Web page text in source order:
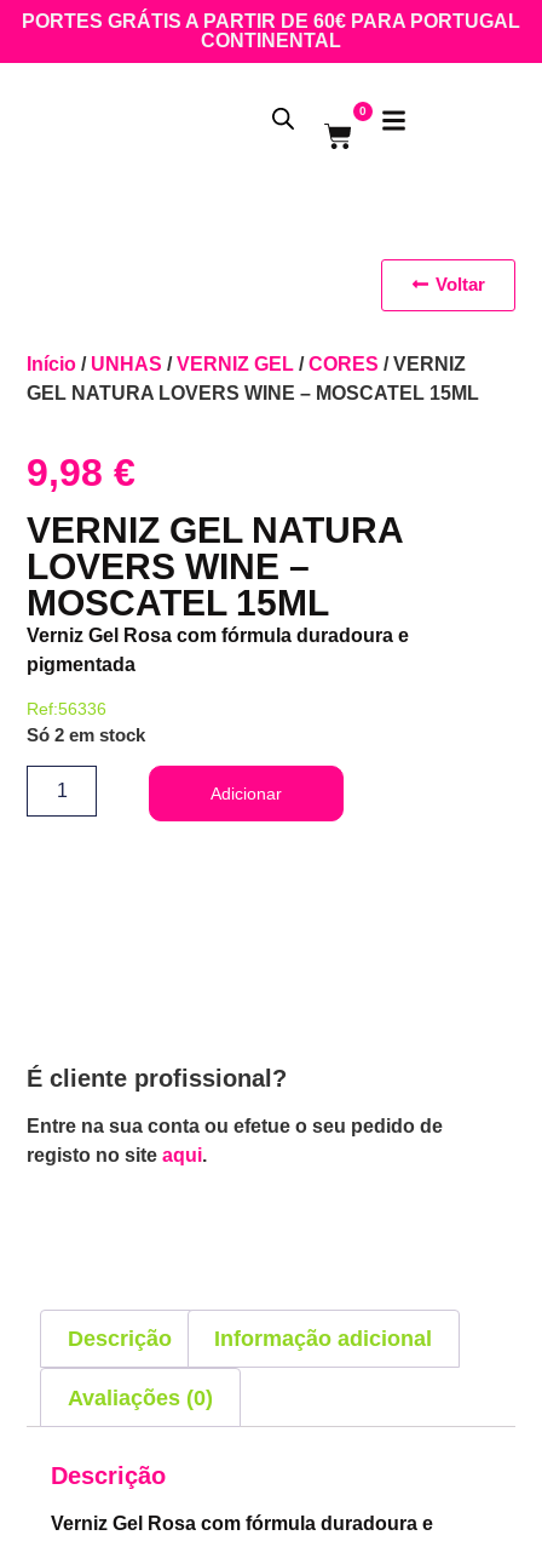
PORTES GRÁTIS A PARTIR DE 60€ PARA PORTUGAL
CONTINENTAL
0
Início / UNHAS /VERNIZ GEL /CORES / VERNIZ
GEL NATURA LOVERS WINE – MOSCATEL 15ML
9,98€
VERNIZ GEL NATURA
LOVERS WINE –
MOSCATEL 15ML
Verniz Gel Rosa com fórmula duradoura e
pigmentada
Ref:56336
Só 2 em stock
Adicionar
É cliente profissional?
Entre na sua conta ou efetue o seu pedido de
registo no siteaqui.
Voltar
Descrição Informação adicional
Avaliações (0)
Descrição
Verniz Gel Rosa com fórmula duradoura e